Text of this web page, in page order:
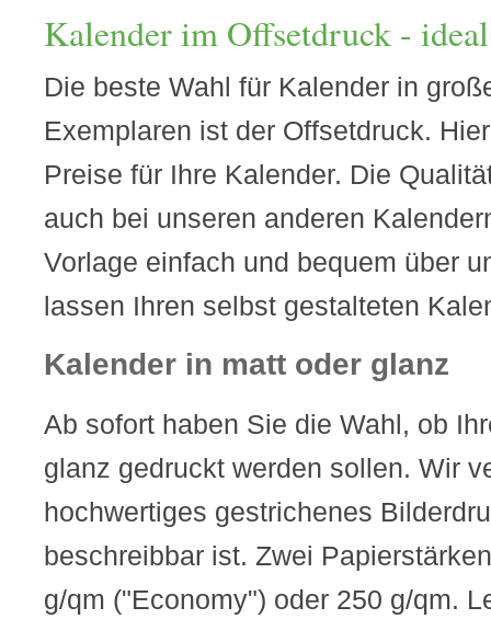
Kalender im Offsetdruck -
Die beste Wahl für Kalender in
Exemplaren ist der Offsetdruck.
Preise für Ihre Kalender. Die
auch bei unseren anderen
Vorlage einfach und bequem über
lassen Ihren selbst gestalteten
Kalender in matt oder glanz
Ab sofort haben Sie die Wahl, ob
glanz gedruckt werden sollen. Wir
hochwertiges gestrichenes
beschreibbar ist. Zwei
g/qm ("Economy") oder 250 g/qm.